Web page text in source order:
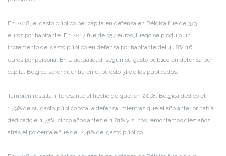
En 2018, el gasto público per cápita en defensa en Bélgica fue de 373
euros por habitante. En 2017 fue de 357 euros, luego se produjo un
incremento del gasto público en defensa por habitante del 4,48%, 16
euros por persona. En la actualidad, según su gasto público en defensa per
cápita, Bélgica se encuentra en el puesto 31 de los publicados.
También resulta interesante el hecho de que, en 2018, Bélgica dedicó el
1,79% de su gasto público total a defensa, mientras que el año anterior había
dedicado el 1,75%, cinco años antes el 1,81% y si nos remontamos diez años
atrás el porcentaje fue del 2,41% del gasto público.